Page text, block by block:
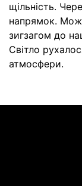
щільність.
напрямок.
зигзагом до
Світло
атмосфери.